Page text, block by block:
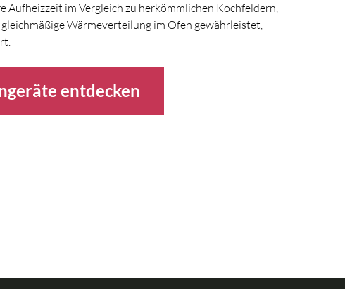
Aufheizzeit im Vergleich zu herkömmlichen Kochfeldern,
Wärmeverteilung im Ofen gewährleistet,
entdecken